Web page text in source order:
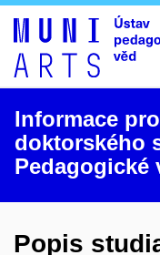
Informace
doktorského
Pedagogické
Popis